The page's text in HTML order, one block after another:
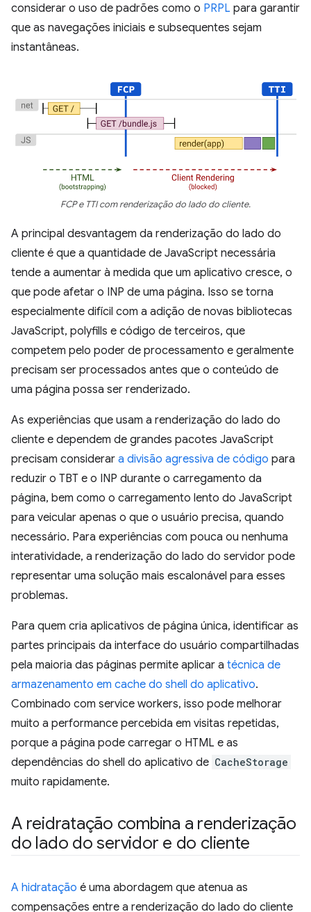
considerar o uso de padrões como o PRPL para garantir
que as navegações iniciais e subsequentes sejam
instantâneas.
FCP e TTI com renderização do lado do cliente.
A principal desvantagem da renderização do lado do
cliente é que a quantidade de JavaScript necessária
tende a aumentar à medida que um aplicativo cresce, o
que pode afetar o INP de uma página. Isso se torna
especialmente difícil com a adição de novas bibliotecas
JavaScript, polyfills e código de terceiros, que
competem pelo poder de processamento e geralmente
precisam ser processados antes que o conteúdo de
uma página possa ser renderizado.
As experiências que usam a renderização do lado do
cliente e dependem de grandes pacotes JavaScript
precisam considerar a divisão agressiva de código para
reduzir o TBT e o INP durante o carregamento da
página, bem como o carregamento lento do JavaScript
para veicular apenas o que o usuário precisa, quando
necessário. Para experiências com pouca ou nenhuma
interatividade, a renderização do lado do servidor pode
representar uma solução mais escalonável para esses
problemas.
Para quem cria aplicativos de página única, identificar as
partes principais da interface do usuário compartilhadas
pela maioria das páginas permite aplicar a técnica de
armazenamento em cache do shell do aplicativo.
Combinado com service workers, isso pode melhorar
muito a performance percebida em visitas repetidas,
porque a página pode carregar o HTML e as
dependências do shell do aplicativo de CacheStorage
muito rapidamente.
A reidratação combina a renderização
do lado do servidor e do cliente
A hidratação é uma abordagem que atenua as
compensações entre a renderização do lado do cliente